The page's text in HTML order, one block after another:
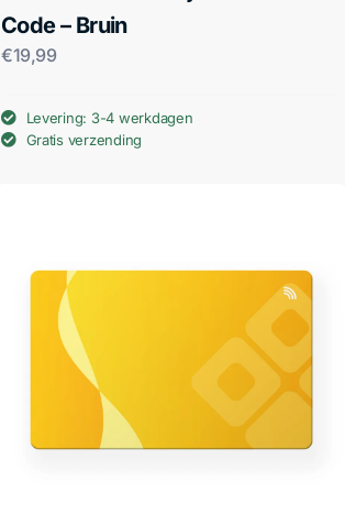
Code – Bruin
€19,99
Levering: 3-4 werkdagen
Gratis verzending